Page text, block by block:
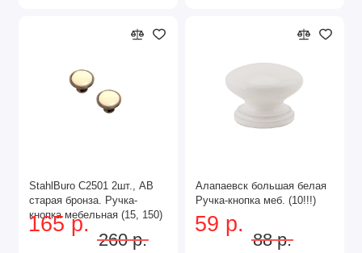
StahlBuro C2501 2шт., AB
старая бронза. Ручка-
кнопка мебельная (15, 150)
165 р.
260 р.
Алапаевск большая белая
Ручка-кнопка меб. (10!!!)
59 р.
88 р.